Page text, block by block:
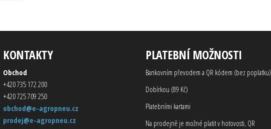
KONTAKTY
Obchod
+420 735 172 200
+420 725 709 250
obchod@e-agropneu.cz
prodej@e-agropneu.cz
PLATEBNÍ MOŽNOSTI
Bankovním převodem a QR kódem (bez poplatku)
Dobírkou (89 Kč)
Platebními kartami
Na prodejně je možné platit v hotovosti, QR